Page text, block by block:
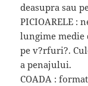
deasupra sau
PICIOARELE :
lungime medie
pe v?rfuri?.
a penajului.
COADA :